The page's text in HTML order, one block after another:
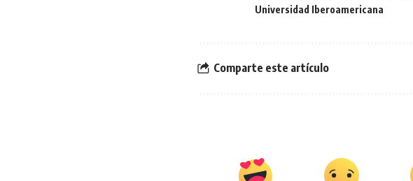
Universidad Iberoamericana
Comparte este artículo